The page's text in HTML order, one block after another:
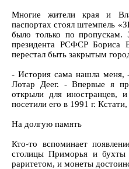
Многие жители края и
паспортах стоял штемпель
было только по пропускам.
президента РСФСР Бориса
перестал быть закрытым
- История сама нашла меня,
Лотар Деег. - Впервые я
открыли для
посетили его в 1991 г.
На долгую память
Кто-то вспоминает
столицы Приморья и бухты
раритетом, и монеты